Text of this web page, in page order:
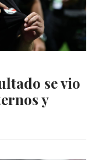
se vio
y